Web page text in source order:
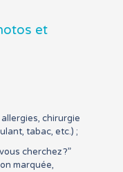
et
chirurgie
tabac, etc.) ;
cherchez ?”
marquée,